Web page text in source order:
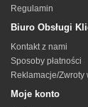
Regulamin
Biuro Obsługi
Kontakt z nami
Sposoby płatności
Reklamacje/Zwroty
Moje konto